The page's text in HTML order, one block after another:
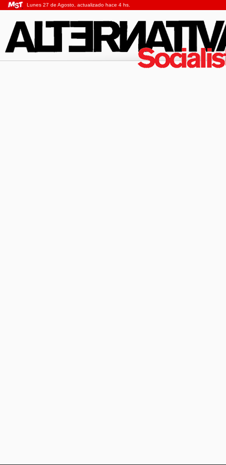
Lunes 27 de Agosto, actualizado hace 4 hs.